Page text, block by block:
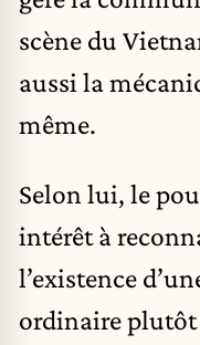
scène du
aussi la
même.
Selon lui, le
intérêt à
l’existence
ordinaire plutôt